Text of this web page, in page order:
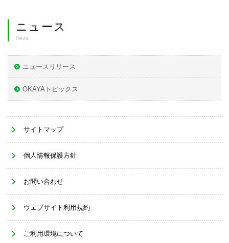
ニュース
News
ニュースリリース
OKAYAトピックス
サイトマップ
個人情報保護方針
お問い合わせ
ウェブサイト利用規約
ご利用環境について